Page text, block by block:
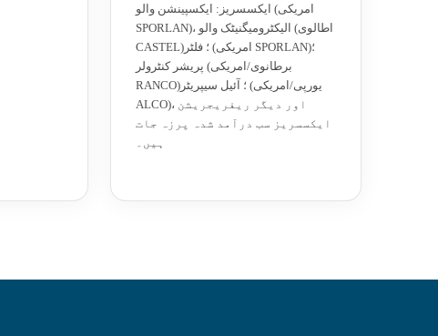
ایکسسریز: ایکسپینشن والو (امریکی
SPORLAN)، الیکٹرومیگنیٹک والو (اطالوی
CASTEL)؛ فلٹر (امریکی SPORLAN)؛
پریشر کنٹرولر (برطانوی/امریکی
RANCO)؛ آئیل سیپریٹر (یورپی/امریکی
ALCO)، اور دیگر ریفریجریشن
ایکسسریز سب درآمد شدہ پرزہ جات
ہیں۔